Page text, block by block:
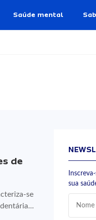
Saúde mental
de
se
sua